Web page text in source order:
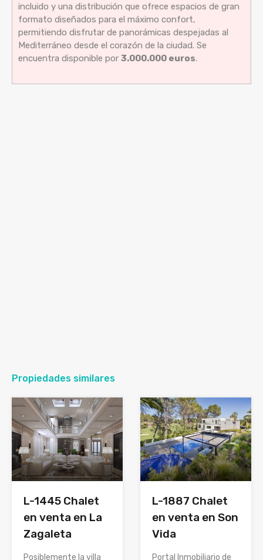
incluido y una distribución que ofrece espacios de gran
formato diseñados para el máximo confort,
permitiendo disfrutar de panorámicas despejadas al
Mediterráneo desde el corazón de la ciudad. Se
encuentra disponible por 3.000.000 euros.
Propiedades similares
L-1445 Chalet
en venta en La
Zagaleta
Posiblemente la villa
L-1887 Chalet
en venta en Son
Vida
Portal Inmobiliario de